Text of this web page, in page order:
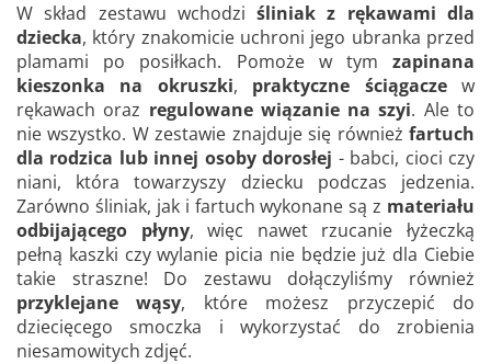
W skład zestawu wchodziśliniak z rękawami dla
dziecka, który znakomicie uchroni jego ubranka przed
plamami po posiłkach. Pomoże w tym zapinana
kieszonka na okruszki, praktyczne ściągaczew
rękawach oraz regulowane wiązanie na szyi. Ale to
nie wszystko. W zestawie znajduje się również fartuch
dla rodzica lub innej osoby dorosłej - babci, cioci czy
niani, która towarzyszy dziecku podczas jedzenia.
Zarówno śliniak, jak i fartuch wykonane są z materiału
odbijającego płyny, więc nawet rzucanie łyżeczką
pełną kaszki czy wylanie picia nie będzie już dla Ciebie
takie straszne! Do zestawu dołączyliśmy również
przyklejane wąsy, które możesz przyczepić do
dziecięcego smoczka i wykorzystać do zrobienia
niesamowitych zdjęć.